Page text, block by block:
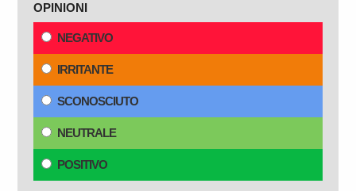
OPINIONI
NEGATIVO
IRRITANTE
SCONOSCIUTO
NEUTRALE
POSITIVO